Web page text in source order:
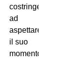
costringe
ad
aspettare
il suo
momento.